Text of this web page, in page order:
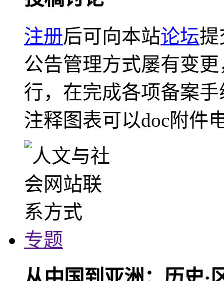
注册后可向本站论坛提
公告管理方式屡有变
行，在完成各项备案
注释图表可以doc附件
专题